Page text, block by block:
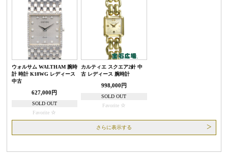
ウォルサム WALTHAM 腕時
計 時計 K18WG レディース
中古
627,000円
SOLD OUT
Favorite
カルティエ スクエア2針 中
古 レディース 腕時計
998,000円
SOLD OUT
Favorite
さらに表示する